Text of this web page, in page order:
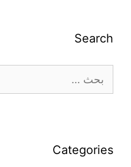
Search
Categories